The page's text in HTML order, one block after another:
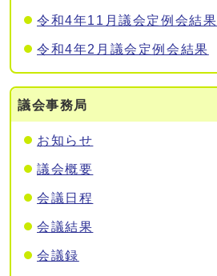
令和4年11月議会定例会結果
令和4年2月議会定例会結果
議会事務局
お知らせ
議会概要
会議日程
会議結果
会議録